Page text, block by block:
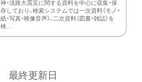
神・淡路大震災に関する資料を中心に収集・保
存しており、検索システムでは一次資料（モノ・
紙・写真・映像音声）、二次資料（図書・雑誌）を
検...
最終更新日